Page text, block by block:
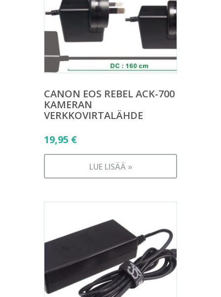
CANON EOS REBEL ACK-700
KAMERAN
VERKKOVIRTALÄHDE
19,95 €
LUE LISÄÄ »